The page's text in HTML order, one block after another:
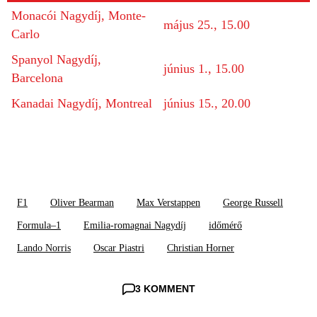
Monacói Nagydíj, Monte-
Carlo
május 25., 15.00
Spanyol Nagydíj,
Barcelona
június 1., 15.00
Kanadai Nagydíj, Montreal június 15., 20.00
F1 Oliver Bearman Max Verstappen George Russell
Formula–1 Emilia-romagnai Nagydíj időmérő
Lando Norris Oscar Piastri Christian Horner
3 KOMMENT